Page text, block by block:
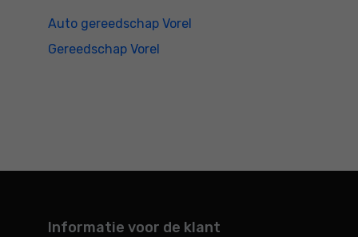
Auto gereedschap Vorel
Gereedschap Vorel
Informatie voor de klant